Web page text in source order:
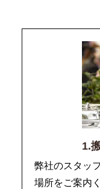
1.
弊社のスタッ
場所をご案内